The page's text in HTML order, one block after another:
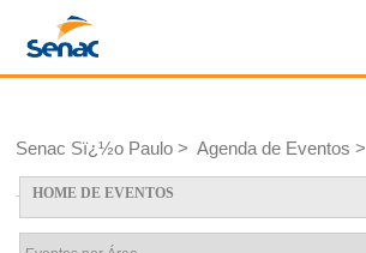
Senac Sï¿½o Paulo > Agenda de Eventos >
HOME DE EVENTOS